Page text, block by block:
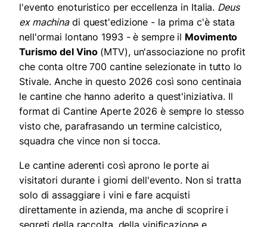
l'evento enoturistico per eccellenza in Italia. Deus
ex machinadi quest'edizione - la prima c'è stata
nell'ormai lontano 1993 - è sempre il Movimento
Turismo del Vino(MTV), un'associazione no profit
che conta oltre 700 cantine selezionate in tutto lo
Stivale. Anche in questo 2026 così sono centinaia
le cantine che hanno aderito a quest'iniziativa. Il
format di Cantine Aperte 2026 è sempre lo stesso
visto che, parafrasando un termine calcistico,
squadra che vince non si tocca.
Le cantine aderenti così aprono le porte ai
visitatori durante i giorni dell'evento. Non si tratta
solo di assaggiare i vini e fare acquisti
direttamente in azienda, ma anche di scoprire i
segreti della raccolta, della vinificazione e